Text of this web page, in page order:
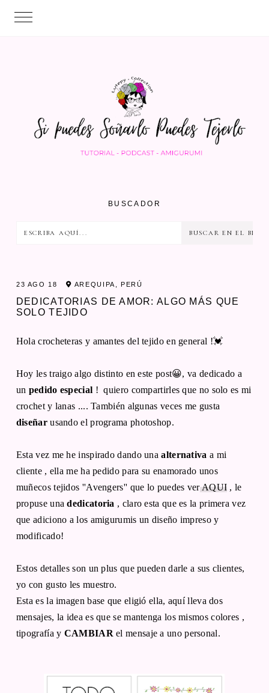
BUSCADOR
23 AGO 18 AREQUIPA, PERÚ
DEDICATORIAS DE AMOR: ALGO MÁS QUE
SOLO TEJIDO
Hola crocheteras y amantes del tejido en general !💓
Hoy les traigo algo distinto en este post😀, va dedicado a
un pedido especial ! quiero compartirles que no solo es mi
crochet y lanas .... También algunas veces me gusta
diseñarusando el programa photoshop.
Esta vez me he inspirado dando una alternativa a mi
cliente , ella me ha pedido para su enamorado unos
muñecos tejidos ''Avengers'' que lo puedes verAQUI , le
propuse unadedicatoria , claro esta que es la primera vez
que adiciono a los amigurumis un diseño impreso y
modificado!
Estos detalles son un plus que pueden darle a sus clientes,
yo con gusto les muestro.
Esta es la imagen base que eligió ella, aquí lleva dos
mensajes, la idea es que se mantenga los mismos colores ,
tipografía y CAMBIAR el mensaje a uno personal.